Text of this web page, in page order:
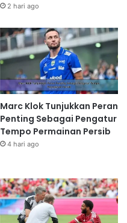
2 hari ago
Marc Klok Tunjukkan Peran
Penting Sebagai Pengatur
Tempo Permainan Persib
4 hari ago